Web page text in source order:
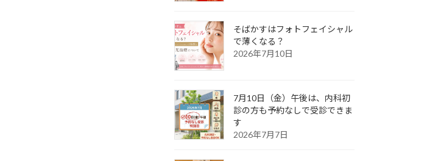
そばかすはフォトフェイシャル
で薄くなる？
2026年7月10日
7月10日（金）午後は、内科初
診の方も予約なしで受診できま
す
2026年7月7日